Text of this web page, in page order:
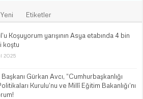
Yeni Etiketler
Koşuyorum yarışının Asya etabında 4 bin
koştu
2025
Gürkan Avcı, “Cumhurbaşkanlığı
Kurulu’nu ve Millî Eğitim Bakanlığı’nı